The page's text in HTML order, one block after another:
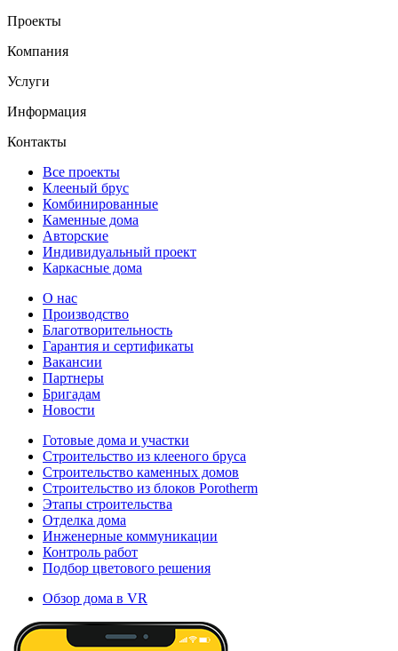
Проекты
Компания
Услуги
Информация
Контакты
Все проекты
Клееный брус
Комбинированные
Каменные дома
Авторские
Индивидуальный проект
Каркасные дома
О нас
Производство
Благотворительность
Гарантия и сертификаты
Вакансии
Партнеры
Бригадам
Новости
Готовые дома и участки
Строительство из клееного бруса
Строительство каменных домов
Строительство из блоков Porotherm
Этапы строительства
Отделка дома
Инженерные коммуникации
Контроль работ
Подбор цветового решения
Обзор дома в VR